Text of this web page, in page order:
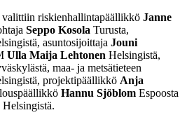
riskienhallintapäällikkö Janne
Seppo Kosola Turusta,
asuntosijoittaja Jouni
Ulla Maija Lehtonen Helsingistä,
maa- ja metsätieteen
projektipäällikkö Anja
Hannu Sjöblom Espoosta
Helsingistä.